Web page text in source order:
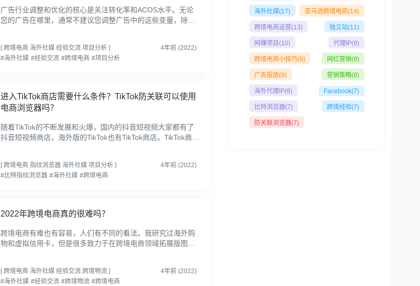
广告行业调整和优化的核心是关注转化率和ACOS水平。无论
您的广告在哪里，通常不建议您调整广告中的这些变量，除非
[跨境电商 海外社媒 经验交流 项目分析]
4年前 (2022)
#海外社媒 #经验交流 #跨境电商 #项目分析
进入TikTok商店需要什么条件？TikTok防关联可以使用
电商浏览器吗？
随着TikTok的不断发展和火爆，国内的抖音短视频大家都有了
抖音短视频商店，海外版的TikTok也有TikTok商店。TikTok商店
[跨境电商 指纹浏览器 海外社媒 项目分析]
4年前 (2022)
#比特指纹浏览器 #海外社媒 #跨境电商
2022年跨境电商真的很难吗？
跨境电商有难也有容易，人们有不同的看法。我研究过海外购
物和虚拟信用卡，但是很多致力于在跨境电商领域拓展版图的
[跨境电商 海外社媒 经验交流 跨境物流]
4年前 (2022)
#海外社媒 #经验交流 #跨境物流 #跨境电商
海外社媒(17) 亚马逊跨境电商(14)
跨境电商运营(13) 独立站(11)
网赚项目 (10) 代理IP(9)
跨境电商小技巧(9) 网红营销(9)
广告投放(9) 营销策略(8)
海外代理IP(8) Facebook(7)
比特浏览器(7) 跨境经验(7)
防关联浏览器(7)